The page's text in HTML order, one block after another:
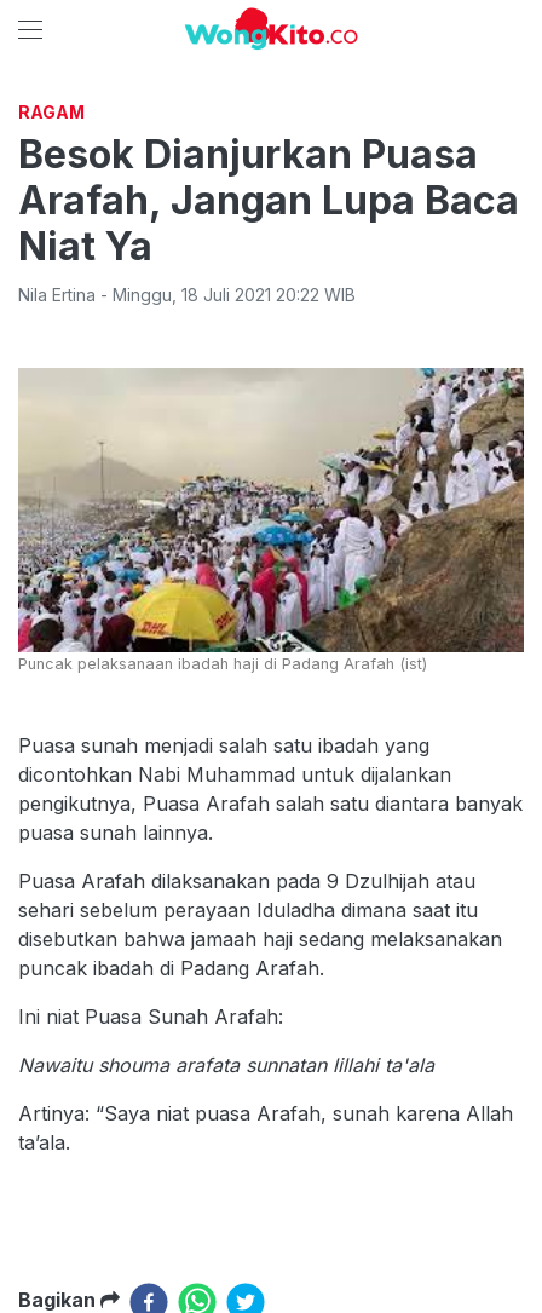
RAGAM
Besok Dianjurkan Puasa
Arafah, Jangan Lupa Baca
Niat Ya
Nila Ertina - Minggu 18 Juli 2021 20:22 WIB
Puncak pelaksanaan ibadah haji di Padang Arafah (ist)
Puasa sunah menjadi salah satu ibadah yang
dicontohkan Nabi Muhammad untuk dijalankan
pengikutnya, Puasa Arafah salah satu diantara banyak
puasa sunah lainnya.
Puasa Arafah dilaksanakan pada 9 Dzulhijah atau
sehari sebelum perayaan Iduladha dimana saat itu
disebutkan bahwa jamaah haji sedang melaksanakan
puncak ibadah di Padang Arafah.
Ini niat Puasa Sunah Arafah:
Nawaitu shouma arafata sunnatan lillahi ta'ala
Artinya: “Saya niat puasa Arafah, sunah karena Allah
ta’ala.
Bagikan